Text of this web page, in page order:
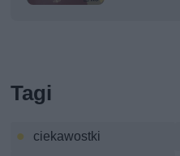
Tagi
ciekawostki